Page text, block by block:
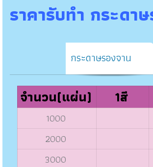
ราคารับทำ กระดา
กระดาษรองจาน
จำนวน(แผ่น) 1สี
1000
2000
3000